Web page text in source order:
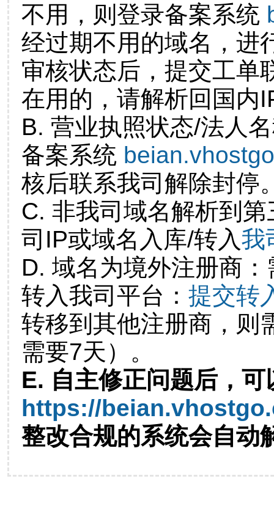
不用，则登录备案系统
经过期不用的域名，进
审核状态后，提交工单
在用的，请解析回国内
B. 营业执照状态/法人
备案系统
核后联系我司解除封停
C. 非我司域名解析到
司IP或域名入库/转入我
D. 域名为境外注册商
转入我司平台： 提交转
转移到其他注册商，则
需要7天）。
E. 自主修正问题后，可
https://
整改合规的系统会自动